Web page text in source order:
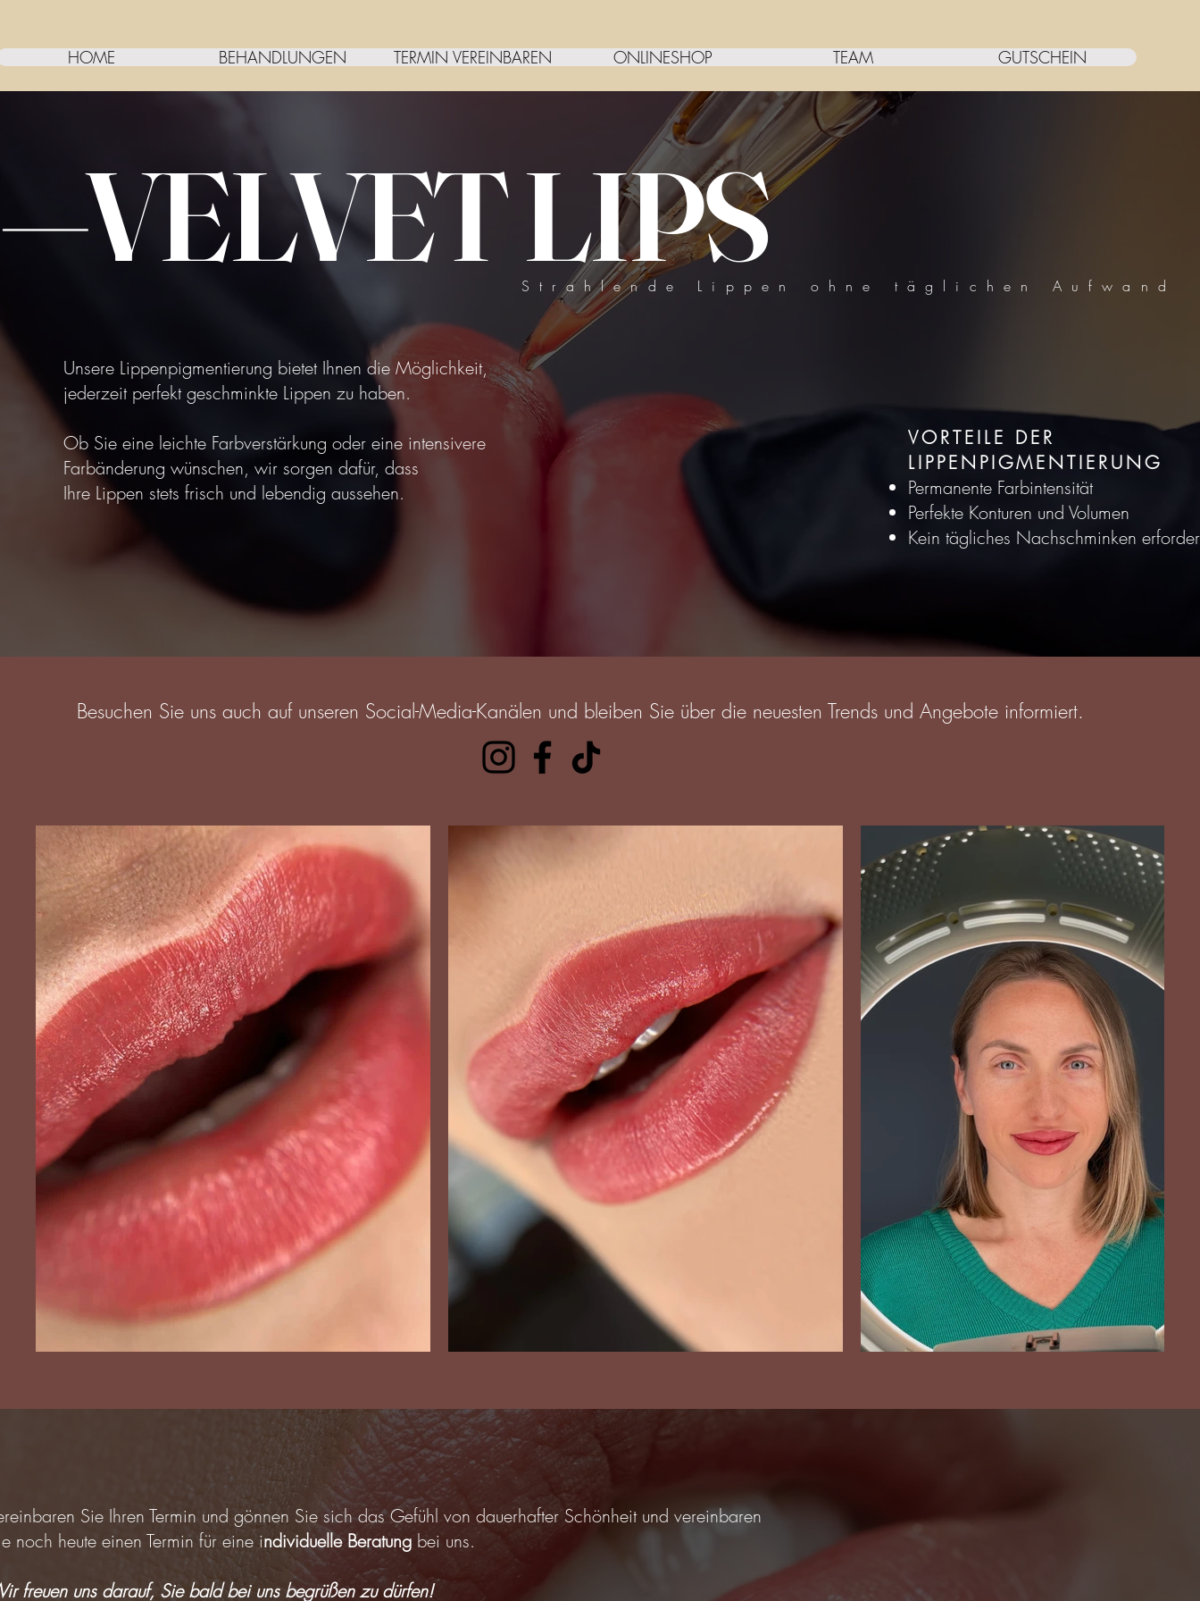
HOME BEHANDLUNGEN TERMIN VEREINBAREN ONLINESHOP TEAM GUTSCHEIN
—VELVET LIPSStrahlende Lippen ohne täglichen Aufwand
Unsere Lippenpigmentierung bietet Ihnen die Möglichkeit,
jederzeit perfekt geschminkte Lippen zu haben.
Ob Sie eine leichte Farbverstärkung oder eine intensivere
Farbänderung wünschen, wir sorgen dafür, dass
Ihre Lippen stets frisch und lebendig aussehen.
VORTEILE DER
LIPPENPIGMENTIERUNG
Permanente Farbintensität
Perfekte Konturen und Volumen
Kein tägliches Nachschminken
​Besuchen Sie uns auch auf unseren Social-Media-Kanälen und bleiben Sie über die neuesten Trends und Angebote informiert.
Sie Ihren Termin und gönnen Sie sich das Gefühl von dauerhafter Schönheit und vereinbaren
noch heute einen Termin für eine individuelle Beratung bei uns.
freuen uns darauf, Sie bald bei uns begrüßen zu dürfen!